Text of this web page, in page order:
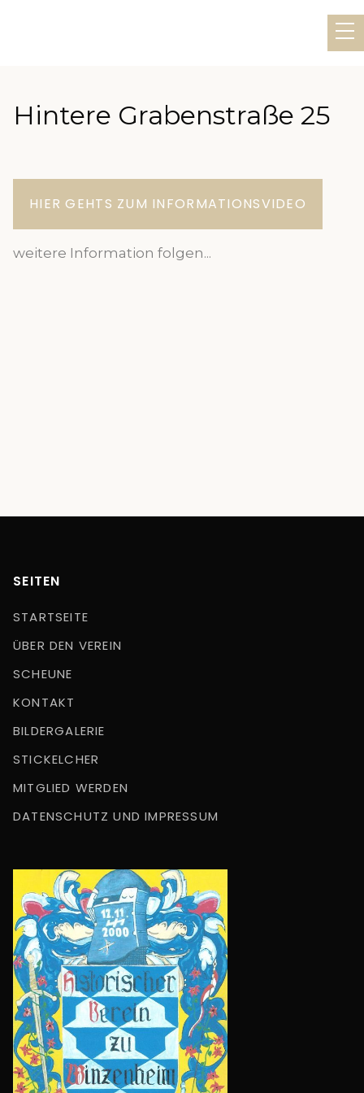
Hintere Grabenstraße 25
HIER GEHTS ZUM INFORMATIONSVIDEO
weitere Information folgen...
SEITEN
STARTSEITE
ÜBER DEN VEREIN
SCHEUNE
KONTAKT
BILDERGALERIE
STICKELCHER
MITGLIED WERDEN
DATENSCHUTZ UND IMPRESSUM